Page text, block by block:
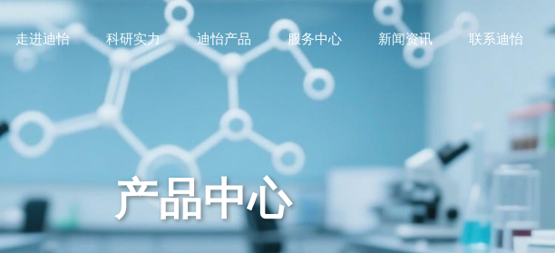
走进迪怡 科研实力 迪怡产品 服务中心 新闻资讯 联系迪怡
产品中心